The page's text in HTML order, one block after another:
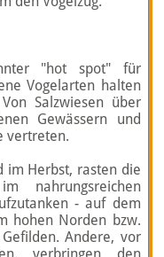
"hot spot" für
Vogelarten halten
Salzwiesen über
Gewässern und
vertreten.
im Herbst, rasten die
nahrungsreichen
- auf dem
hohen Norden bzw.
Andere, vor